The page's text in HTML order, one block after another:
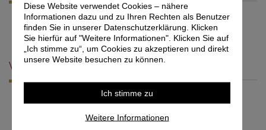
Weiter
Vogelpark Heiligenkirchen am…
Weiter
Diese Website verwendet Cookies – nähere
Informationen dazu und zu Ihren Rechten als Benutzer
finden Sie in unserer Datenschutzerklärung. Klicken
Sie hierfür auf "Weitere Informationen". Klicken Sie auf
„Ich stimme zu“, um Cookies zu akzeptieren und direkt
unsere Website besuchen zu können.
Ich stimme zu
Weitere Informationen